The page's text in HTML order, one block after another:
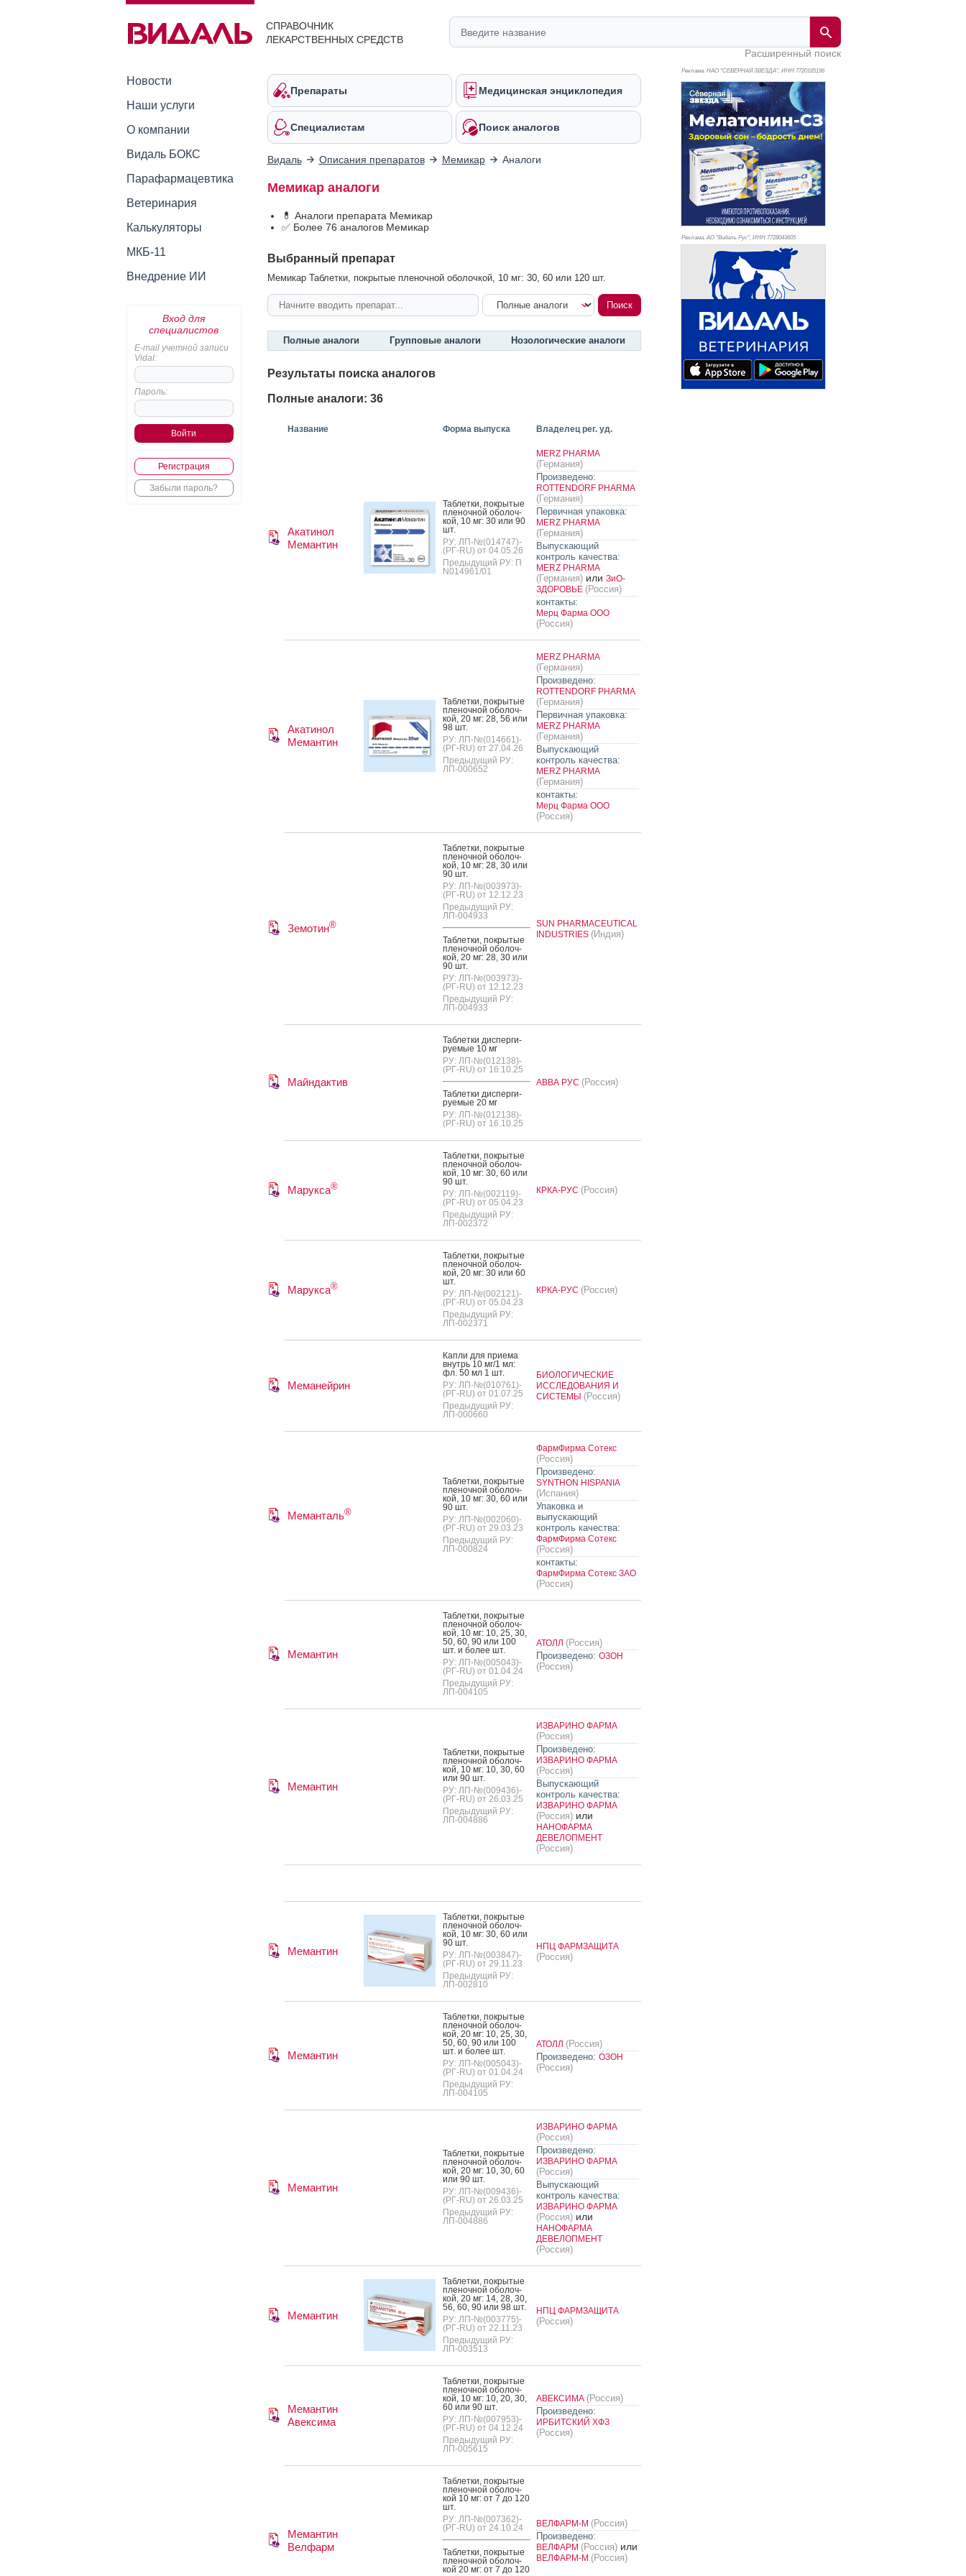
СПРАВОЧНИК
ЛЕКАРСТВЕННЫХ СРЕДСТВ
Расширенный поиск
Новости
Наши услуги
О компании
Видаль БОКС
Парафармацевтика
Ветеринария
Калькуляторы
МКБ-11
Внедрение ИИ
Вход для
специалистов
E-mail учетной записи
Vidal:
Пароль:
Регистрация
Забыли пароль?
Препараты Медицинская энциклопедия
Специалистам Поиск аналогов
Видаль Описания препаратов Мемикар Аналоги
Мемикар аналоги
💊 Аналоги препарата Мемикар
✅ Более 76 аналогов Мемикар
Выбранный препарат
Мемикар Таблетки, покрытые пленочной оболочкой, 10 мг: 30, 60 или 120 шт.
Полные аналоги Групповые аналоги Нозологические аналоги
Результаты поиска аналогов
Полные аналоги: 36
Название Форма выпуска Владелец рег. уд.
Акатинол
Мемантин
Таб­летки, пок­ры­тые
пле­ноч­ной обо­лоч­
кой, 10 мг: 30 или 90
шт.
РУ: ЛП-№(014747)-
(РГ-RU) от 04.05.26
Предыдущий РУ: П
N014961/01
MERZ PHARMA
(Германия)
Произведено:
ROTTENDORF PHARMA
(Германия)
Первичная упаковка:
MERZ PHARMA
(Германия)
Выпускающий
контроль качества:
MERZ PHARMA
(Германия)или ЗиО-
ЗДОРОВЬЕ (Россия)
контакты:
Мерц Фарма ООО
(Россия)
Акатинол
Мемантин
Таб­летки, пок­ры­тые
пле­ноч­ной обо­лоч­
кой, 20 мг: 28, 56 или
98 шт.
РУ: ЛП-№(014661)-
(РГ-RU) от 27.04.26
Предыдущий РУ:
ЛП-000652
MERZ PHARMA
(Германия)
Произведено:
ROTTENDORF PHARMA
(Германия)
Первичная упаковка:
MERZ PHARMA
(Германия)
Выпускающий
контроль качества:
MERZ PHARMA
(Германия)
контакты:
Мерц Фарма ООО
(Россия)
Земотин®
Таб­летки, пок­ры­тые
пле­ноч­ной обо­лоч­
кой, 10 мг: 28, 30 или
90 шт.
РУ: ЛП-№(003973)-
(РГ-RU) от 12.12.23
Предыдущий РУ:
ЛП-004933
Таб­летки, пок­ры­тые
пле­ноч­ной обо­лоч­
кой, 20 мг: 28, 30 или
90 шт.
РУ: ЛП-№(003973)-
(РГ-RU) от 12.12.23
Предыдущий РУ:
ЛП-004933
SUN PHARMACEUTICAL
INDUSTRIES (Индия)
Майндактив
Таб­летки дис­перги­
ру­емые 10 мг
РУ: ЛП-№(012138)-
(РГ-RU) от 16.10.25
Таб­летки дис­перги­
ру­емые 20 мг
РУ: ЛП-№(012138)-
(РГ-RU) от 16.10.25
АВВА РУС (Россия)
Марукса®
Таб­летки, пок­ры­тые
пле­ноч­ной обо­лоч­
кой, 10 мг: 30, 60 или
90 шт.
РУ: ЛП-№(002119)-
(РГ-RU) от 05.04.23
Предыдущий РУ:
ЛП-002372
КРКА-РУС (Россия)
Марукса®
Таб­летки, пок­ры­тые
пле­ноч­ной обо­лоч­
кой, 20 мг: 30 или 60
шт.
РУ: ЛП-№(002121)-
(РГ-RU) от 05.04.23
Предыдущий РУ:
ЛП-002371
КРКА-РУС (Россия)
Меманейрин
Кап­ли для при­ема
внутрь 10 мг/1 мл:
фл. 50 мл 1 шт.
РУ: ЛП-№(010761)-
(РГ-RU) от 01.07.25
Предыдущий РУ:
ЛП-000660
БИОЛОГИЧЕСКИЕ
ИССЛЕДОВАНИЯ И
СИСТЕМЫ (Россия)
Меманталь®
Таб­летки, пок­ры­тые
пле­ноч­ной обо­лоч­
кой, 10 мг: 30, 60 или
90 шт.
РУ: ЛП-№(002060)-
(РГ-RU) от 29.03.23
Предыдущий РУ:
ЛП-000824
ФармФирма Сотекс
(Россия)
Произведено:
SYNTHON HISPANIA
(Испания)
Упаковка и
выпускающий
контроль качества:
ФармФирма Сотекс
(Россия)
контакты:
ФармФирма Сотекс ЗАО
(Россия)
Мемантин
Таб­летки, пок­ры­тые
пле­ноч­ной обо­лоч­
кой, 10 мг: 10, 25, 30,
50, 60, 90 или 100
шт. и бо­лее шт.
РУ: ЛП-№(005043)-
(РГ-RU) от 01.04.24
Предыдущий РУ:
ЛП-004105
АТОЛЛ (Россия)
Произведено: ОЗОН
(Россия)
Мемантин
Таб­летки, пок­ры­тые
пле­ноч­ной обо­лоч­
кой, 10 мг: 10, 30, 60
или 90 шт.
РУ: ЛП-№(009436)-
(РГ-RU) от 26.03.25
Предыдущий РУ:
ЛП-004886
ИЗВАРИНО ФАРМА
(Россия)
Произведено:
ИЗВАРИНО ФАРМА
(Россия)
Выпускающий
контроль качества:
ИЗВАРИНО ФАРМА
(Россия)или
НАНОФАРМА
ДЕВЕЛОПМЕНТ
(Россия)
Мемантин
Таб­летки, пок­ры­тые
пле­ноч­ной обо­лоч­
кой, 10 мг: 30, 60 или
90 шт.
РУ: ЛП-№(003847)-
(РГ-RU) от 29.11.23
Предыдущий РУ:
ЛП-002810
НПЦ ФАРМЗАЩИТА
(Россия)
Мемантин
Таб­летки, пок­ры­тые
пле­ноч­ной обо­лоч­
кой, 20 мг: 10, 25, 30,
50, 60, 90 или 100
шт. и бо­лее шт.
РУ: ЛП-№(005043)-
(РГ-RU) от 01.04.24
Предыдущий РУ:
ЛП-004105
АТОЛЛ (Россия)
Произведено: ОЗОН
(Россия)
Мемантин
Таб­летки, пок­ры­тые
пле­ноч­ной обо­лоч­
кой, 20 мг: 10, 30, 60
или 90 шт.
РУ: ЛП-№(009436)-
(РГ-RU) от 26.03.25
Предыдущий РУ:
ЛП-004886
ИЗВАРИНО ФАРМА
(Россия)
Произведено:
ИЗВАРИНО ФАРМА
(Россия)
Выпускающий
контроль качества:
ИЗВАРИНО ФАРМА
(Россия)или
НАНОФАРМА
ДЕВЕЛОПМЕНТ
(Россия)
Мемантин
Таб­летки, пок­ры­тые
пле­ноч­ной обо­лоч­
кой, 20 мг: 14, 28, 30,
56, 60, 90 или 98 шт.
РУ: ЛП-№(003775)-
(РГ-RU) от 22.11.23
Предыдущий РУ:
ЛП-003513
НПЦ ФАРМЗАЩИТА
(Россия)
Мемантин
Авексима
Таб­летки, пок­ры­тые
пле­ноч­ной обо­лоч­
кой, 10 мг: 10, 20, 30,
60 или 90 шт.
РУ: ЛП-№(007953)-
(РГ-RU) от 04.12.24
Предыдущий РУ:
ЛП-005615
АВЕКСИМА (Россия)
Произведено:
ИРБИТСКИЙ ХФЗ
(Россия)
Мемантин
Велфарм
Таб­летки, пок­ры­тые
пле­ноч­ной обо­лоч­
кой 10 мг: от 7 до 120
шт.
РУ: ЛП-№(007362)-
(РГ-RU) от 24.10.24
Таб­летки, пок­ры­тые
пле­ноч­ной обо­лоч­
кой 20 мг: от 7 до 120
ВЕЛФАРМ-М (Россия)
Произведено:
ВЕЛФАРМ (Россия)или
ВЕЛФАРМ-М (Россия)
Реклама. НАО "СЕВЕРНАЯ ЗВЕЗДА", ИНН 7720185196
Реклама. АО "Видаль Рус", ИНН 7728043605